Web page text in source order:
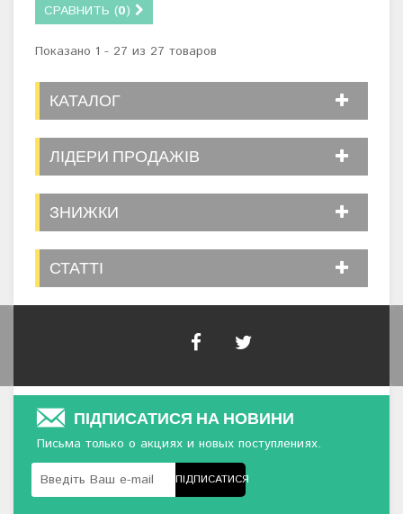
СРАВНИТЬ (0)
Показано 1 - 27 из 27 товаров
КАТАЛОГ
ЛІДЕРИ ПРОДАЖІВ
ЗНИЖКИ
СТАТТІ
ПІДПИСАТИСЯ НА НОВИНИ
Письма только о акциях и новых поступлениях.
ПІДПИСАТИСЯ